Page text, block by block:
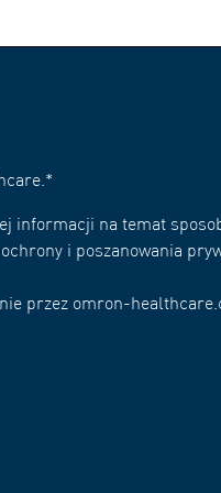
*
informacji na temat
i poszanowania
przez omron-